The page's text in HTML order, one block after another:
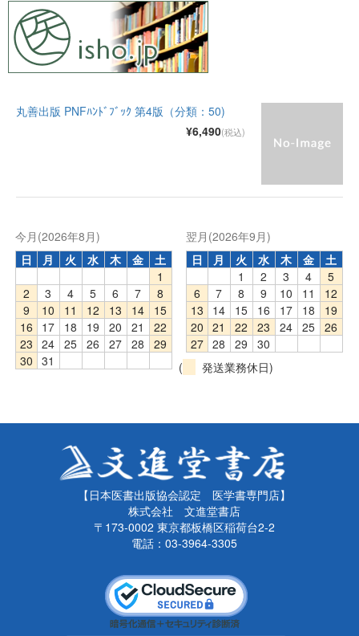
丸善出版 PNFﾊﾝﾄﾞﾌﾞｯｸ 第4版（分類：50)
¥6,490(税込)
今月(2026年8月)
日
月 火 水 木 金
土
1
2
3 4 5 6 7
8
9
10 11 12 13 14
15
16
17 18 19 20 21
22
23
24 25 26 27 28
29
30
31
翌月(2026年9月)
日
月 火 水 木 金
土
1
2 3 4
5
6
7 8 9 10 11
12
13
14 15 16 17 18
19
20
21 22 23 24 25
26
27 28 29
30
(
発送業務休日)
【日本医書出版協会認定 医学書専門店】
株式会社 文進堂書店
〒173-0002 東京都板橋区稲荷台2-2
電話：03-3964-3305